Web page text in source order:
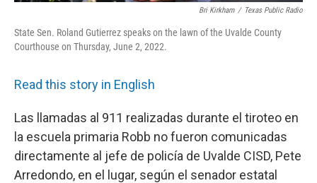
Bri Kirkham / Texas Public Radio
State Sen. Roland Gutierrez speaks on the lawn of the Uvalde County
Courthouse on Thursday, June 2, 2022.
Read this story in English
Las llamadas al 911 realizadas durante el tiroteo en
la escuela primaria Robb no fueron comunicadas
directamente al jefe de policía de Uvalde CISD, Pete
Arredondo, en el lugar, según el senador estatal